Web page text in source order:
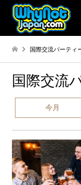
国際交流パーティ
国際交流
今月